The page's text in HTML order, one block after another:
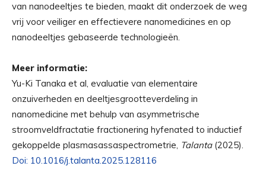
van nanodeeltjes te bieden, maakt dit onderzoek de weg
vrij voor veiliger en effectievere nanomedicines en op
nanodeeltjes gebaseerde technologieën.
Meer informatie:
Yu-Ki Tanaka et al, evaluatie van elementaire
onzuiverheden en deeltjesgrootteverdeling in
nanomedicine met behulp van asymmetrische
stroomveldfractatie fractionering hyfenated to inductief
gekoppelde plasmasassaspectrometrie, Talanta(2025).
Doi: 10.1016/j.talanta.2025.128116